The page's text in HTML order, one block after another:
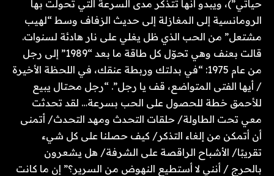
حياتي”)، ويبدو أنها تتذكر مدى السرعة التي تحولت بها
الرومانسية إلى المغازلة إلى حديث الزفاف وسط “لهيب
مشتعل” من الحب الذي ظل يغلي على نار هادئة لسنوات.
قالت بعنف وهي تحوّل كل طاقة ما بعد “1989” إلى رجل
من عام 1975: “في بدلتك وربطة عنقك، في اللحظة الأخيرة
/ أيها الفتى المتواضع، قف يا رجل”. “رجل محتال يبيع
للأحمق خطة للحصول على الحب بسرعة… لقد تحدثت
معي تحت الطاولة/ حلقات التحدث ومهد التحدث/ أتمنى
أن أتمكن من إلغاء التذكر/ كيف حصلنا على كل شيء
تقريبًا/ الأشباح الراقصة على الشرفة/ هل يشعرون
بالحرج / أنني لا أستطيع النهوض من السرير؟” إن ما كانت